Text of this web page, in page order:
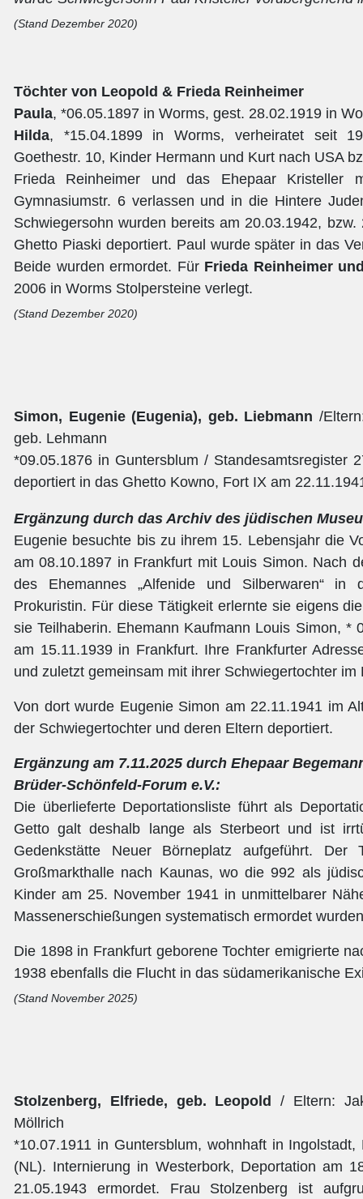
(Stand Dezember 2020)
Töchter von Leopold & Frieda Reinheimer
Paula, *06.05.1897 in Worms, gest. 28.02.1919 in
Hilda, *15.04.1899 in Worms, verheiratet seit
Goethestr. 10, Kinder Hermann und Kurt nach USA
Frieda Reinheimer und das Ehepaar
Gymnasiumstr. 6 verlassen und in die Hintere
Schwiegersohn wurden bereits am 20.03.1942,
Ghetto Piaski deportiert. Paul wurde später in das
Beide wurden ermordet. Für Frieda Reinheimer
2006 in Worms Stolpersteine verlegt.
(Stand Dezember 2020)
Simon, Eugenie (Eugenia), geb. Liebmann /
geb. Lehmann
*09.05.1876 in Guntersblum / Standesamtsregister
deportiert in das Ghetto Kowno, Fort IX am
Ergänzung durch das Archiv des jüdischen
Eugenie besuchte bis zu ihrem 15. Lebensjahr die
am 08.10.1897 in Frankfurt mit Louis Simon. Nach
des Ehemannes „Alfenide und Silberwaren“
Prokuristin. Für diese Tätigkeit erlernte sie eigens
sie Teilhaberin. Ehemann Kaufmann Louis Simon, *
am 15.11.1939 in Frankfurt. Ihre Frankfurter
und zuletzt gemeinsam mit ihrer Schwiegertochter im
Von dort wurde Eugenie Simon am 22.11.1941 im
der Schwiegertochter und deren Eltern deportiert.
Ergänzung am 7.11.2025 durch Ehepaar
Brüder-Schönfeld-Forum e.V.:
Die überlieferte Deportationsliste führt als
Getto galt deshalb lange als Sterbeort und ist
Gedenkstätte Neuer Börneplatz aufgeführt.
Großmarkthalle nach Kaunas, wo die 992 als
Kinder am 25. November 1941 in unmittelbarer
Massenerschießungen systematisch ermordet
Die 1898 in Frankfurt geborene Tochter emigrierte
1938 ebenfalls die Flucht in das südamerikanische
(Stand November 2025)
Stolzenberg, Elfriede, geb. Leopold/ Eltern:
Möllrich
*10.07.1911 in Guntersblum, wohnhaft in
(NL). Internierung in Westerbork, Deportation am
21.05.1943 ermordet. Frau Stolzenberg ist